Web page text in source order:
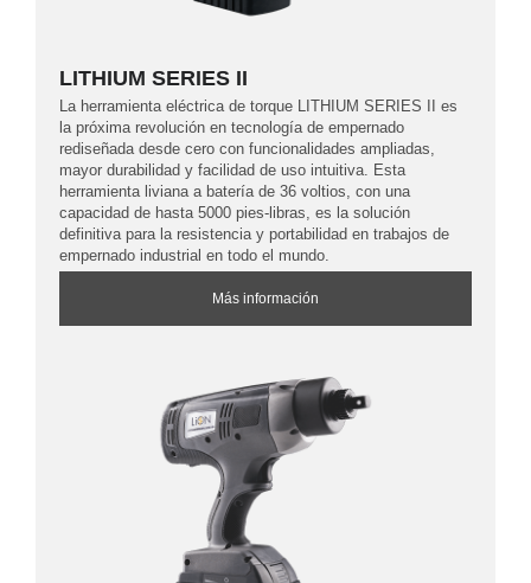
LITHIUM SERIES II
La herramienta eléctrica de torque LITHIUM SERIES II es
la próxima revolución en tecnología de empernado
rediseñada desde cero con funcionalidades ampliadas,
mayor durabilidad y facilidad de uso intuitiva. Esta
herramienta liviana a batería de 36 voltios, con una
capacidad de hasta 5000 pies-libras, es la solución
definitiva para la resistencia y portabilidad en trabajos de
empernado industrial en todo el mundo.
Más información